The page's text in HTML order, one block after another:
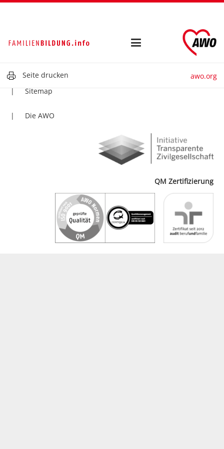
Seite drucken awo.org
Impressum
Sitemap
Die AWO
QM Zertifizierung